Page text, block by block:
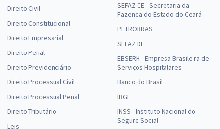
Direito Civil
Direito Constitucional
Direito Empresarial
Direito Penal
Direito Previdenciário
Direito Processual Civil
Direito Processual Penal
Direito Tributário
Leis
SEFAZ CE - Secretaria da
Fazenda do Estado do Ceará
PETROBRAS
SEFAZ DF
EBSERH - Empresa Brasileira de
Serviços Hospitalares
Banco do Brasil
IBGE
INSS - Instituto Nacional do
Seguro Social